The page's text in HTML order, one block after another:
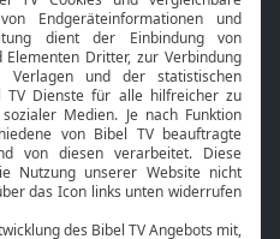
Smart TV
HbbTV
Bibelthek Online-Bibel
Nächster Gottesdienst
Service